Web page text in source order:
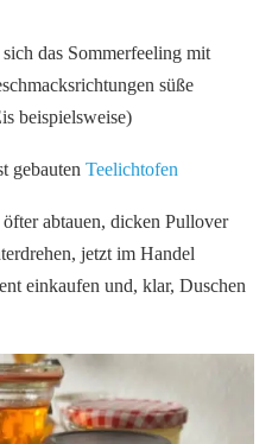
das Sommerfeeling mit
süße
beispielsweise)
gebauten Teelichtofen
abtauen, dicken Pullover
jetzt im Handel
einkaufen und, klar, Duschen